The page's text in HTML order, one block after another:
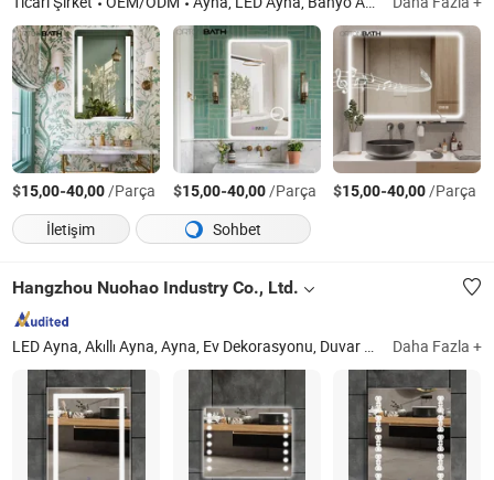
$15,00-40,00/Parça $15,00-40,00/Parça $15,00-40,00/Parça
İletişim
Sohbet
Hangzhou Nuohao Industry Co., Ltd.
LED Ayna, Akıllı Ayna, Ayna, Ev Dekorasyonu, Duvar Aynası, Banyo Mobilyası, Banyo Aynası, Ayna Camı, Cam Ayna Daha Fazla +